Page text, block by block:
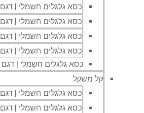
כסא גלגלים חשמלי | דגם D10 | חברת JBH
כסא גלגלים חשמלי | דגם D11 | חברת JBH
כסא גלגלים חשמלי | דגם D11A | חברת JBH
כסא גלגלים חשמלי | דגם D12 | חברת JBH
כסא גלגלים חשמלי | דגם D19 | חברת JBH
קל משקל
כסא גלגלים חשמלי | דגם C1 | חברת JBH
כסא גלגלים חשמלי | דגם D03 | חברת JBH